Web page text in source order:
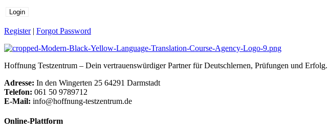
Register| Forgot Password
Hoffnung Testzentrum – Dein vertrauenswürdiger Partner für Deutschlernen, Prüfungen und Erfolg.
Adresse: In den Wingerten 25 64291 Darmstadt
Telefon: 061 50 9789712
E-Mail: info@hoffnung-testzentrum.de
Online-Plattform